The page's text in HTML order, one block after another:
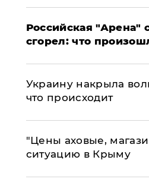
​Российская "Арена"
сгорел: что
​Украину накрыла
что происходит
​"Цены аховые,
ситуацию в Крыму